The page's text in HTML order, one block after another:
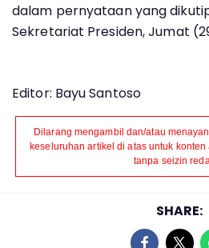
dalam pernyataan yang
Sekretariat Presiden, Jumat
Editor: Bayu Santoso
Dilarang mengambil dan/atau
keseluruhan artikel di atas untuk
tanpa seizin
SHARE: